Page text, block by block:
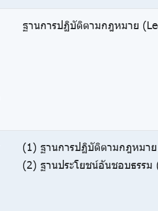
ฐานการปฏิบัติตามกฎหมาย
(1) ฐานการปฏิบัติตามกฎหมา
(2) ฐานประโยชน์อันชอบธรรม